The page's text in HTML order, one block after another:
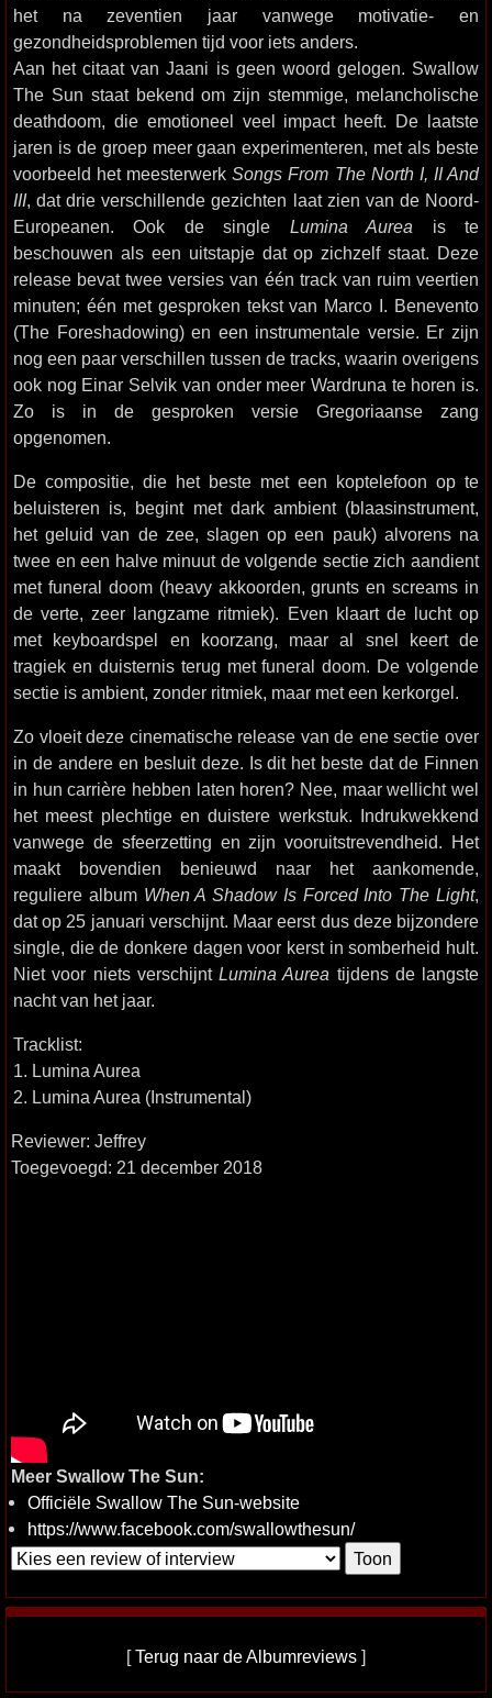
het na zeventien jaar vanwege motivatie- en
gezondheidsproblemen tijd voor iets anders.
Aan het citaat van Jaani is geen woord gelogen. Swallow
The Sun staat bekend om zijn stemmige, melancholische
deathdoom, die emotioneel veel impact heeft. De laatste
jaren is de groep meer gaan experimenteren, met als beste
voorbeeld het meesterwerkSongs From The North I, II And
III, dat drie verschillende gezichten laat zien van de Noord-
Europeanen. Ook de single Lumina Aurea is te
beschouwen als een uitstapje dat op zichzelf staat. Deze
release bevat twee versies van één track van ruim veertien
minuten; één met gesproken tekst van Marco I. Benevento
(The Foreshadowing) en een instrumentale versie. Er zijn
nog een paar verschillen tussen de tracks, waarin overigens
ook nog Einar Selvik van onder meer Wardruna te horen is.
Zo is in de gesproken versie Gregoriaanse zang
opgenomen.
De compositie, die het beste met een koptelefoon op te
beluisteren is, begint met dark ambient (blaasinstrument,
het geluid van de zee, slagen op een pauk) alvorens na
twee en een halve minuut de volgende sectie zich aandient
met funeral doom (heavy akkoorden, grunts en screams in
de verte, zeer langzame ritmiek). Even klaart de lucht op
met keyboardspel en koorzang, maar al snel keert de
tragiek en duisternis terug met funeral doom. De volgende
sectie is ambient, zonder ritmiek, maar met een kerkorgel.
Zo vloeit deze cinematische release van de ene sectie over
in de andere en besluit deze. Is dit het beste dat de Finnen
in hun carrière hebben laten horen? Nee, maar wellicht wel
het meest plechtige en duistere werkstuk. Indrukwekkend
vanwege de sfeerzetting en zijn vooruitstrevendheid. Het
maakt bovendien benieuwd naar het aankomende,
reguliere album When A Shadow Is Forced Into The Light,
dat op 25 januari verschijnt. Maar eerst dus deze bijzondere
single, die de donkere dagen voor kerst in somberheid hult.
Niet voor niets verschijnt Lumina Aurea tijdens de langste
nacht van het jaar.
Tracklist:
1. Lumina Aurea
2. Lumina Aurea (Instrumental)
Reviewer: Jeffrey
Toegevoegd: 21 december 2018
Meer Swallow The Sun:
Officiële Swallow The Sun-website
https://www.facebook.com/swallowthesun/
[Terug naar de Albumreviews ]